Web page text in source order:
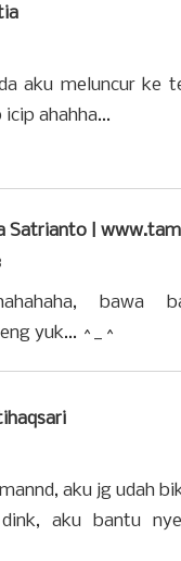
aku meluncur ke
ahahha...
Satrianto |
bawa
yuk... ^_^
aku jg udah
aku bantu